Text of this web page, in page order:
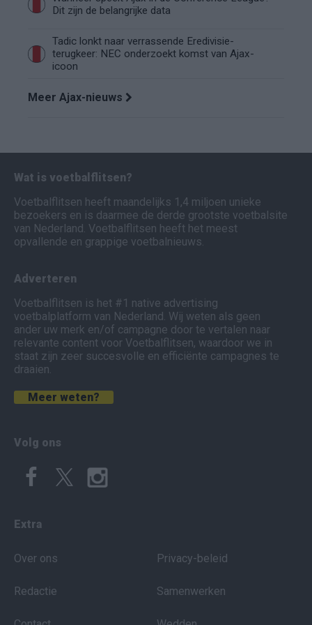
Dit zijn de belangrijke data
Tadic lonkt naar verrassende Eredivisie-
terugkeer: NEC onderzoekt komst van Ajax-
icoon
Meer Ajax-nieuws
Wat is voetbalflitsen?
Voetbalflitsen heeft maandelijks 1,4 miljoen unieke
bezoekers en is daarmee de derde grootste voetbalsite
van Nederland. Voetbalflitsen heeft het meest
opvallende en grappige voetbalnieuws.
Adverteren
Voetbalflitsen is het #1 native advertising
voetbalplatform van Nederland. Wij weten als geen
ander uw merk en/of campagne door te vertalen naar
relevante content voor Voetbalflitsen, waardoor we in
staat zijn zeer succesvolle en efficiënte campagnes te
draaien.
Meer weten?
Volg ons
Extra
Over ons
Redactie
Privacy-beleid
Samenwerken